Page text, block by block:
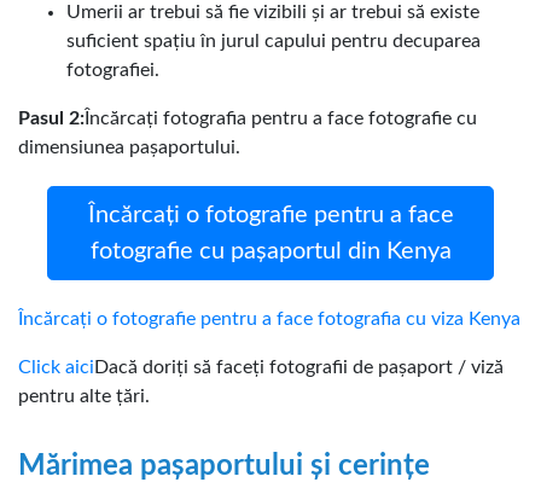
Umerii ar trebui să fie vizibili și ar trebui să existe
suficient spațiu în jurul capului pentru decuparea
fotografiei.
Pasul 2: Încărcați fotografia pentru a face fotografie cu
dimensiunea pașaportului.
Încărcați o fotografie pentru a face
fotografie cu pașaportul din Kenya
Încărcați o fotografie pentru a face fotografia cu viza Kenya
Click aici Dacă doriți să faceți fotografii de pașaport / viză
pentru alte țări.
Mărimea pașaportului și cerințe